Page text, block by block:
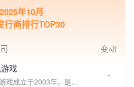
2025年10月
行商排行TOP30
变动
戏
戏成立于2003年，是全
-